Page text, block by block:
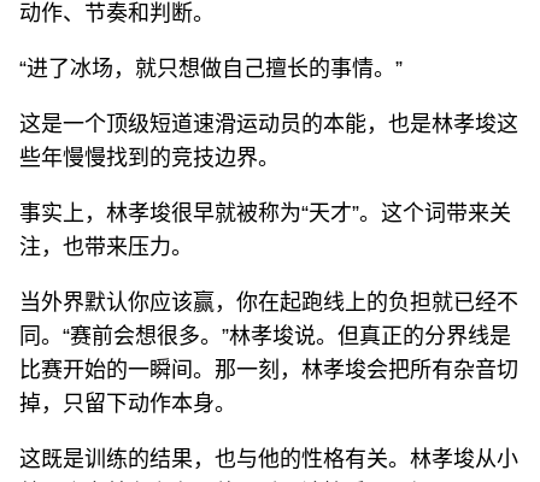
动作、节奏和判断。
“进了冰场，就只想做自己擅长的事情。”
这是一个顶级短道速滑运动员的本能，也是林孝埈这
些年慢慢找到的竞技边界。
事实上，林孝埈很早就被称为“天才”。这个词带来关
注，也带来压力。
当外界默认你应该赢，你在起跑线上的负担就已经不
同。“赛前会想很多。”林孝埈说。但真正的分界线是
比赛开始的一瞬间。那一刻，林孝埈会把所有杂音切
掉，只留下动作本身。
这既是训练的结果，也与他的性格有关。林孝埈从小